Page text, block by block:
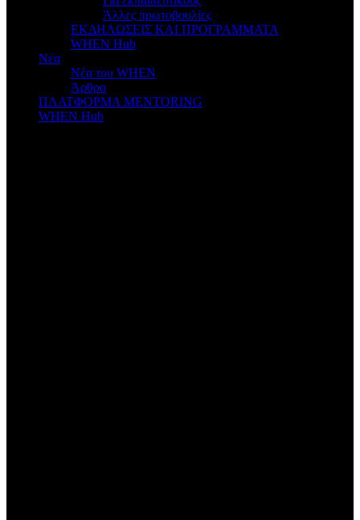
Άλλες πρωτοβουλίες
ΕΚΔΗΛΩΣΕΙΣ ΚΑΙ ΠΡΟΓΡΑΜΜΑΤΑ
WHEN Hub
Νέα
Νέα του WHEN
Άρθρα
ΠΛΑΤΦΟΡΜΑ MENTORING
WHEN Hub